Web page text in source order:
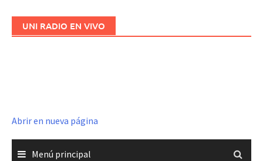
UNI RADIO EN VIVO
Abrir en nueva página
Menú principal